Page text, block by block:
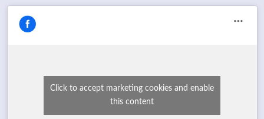
Click to accept marketing cookies and enable
this content